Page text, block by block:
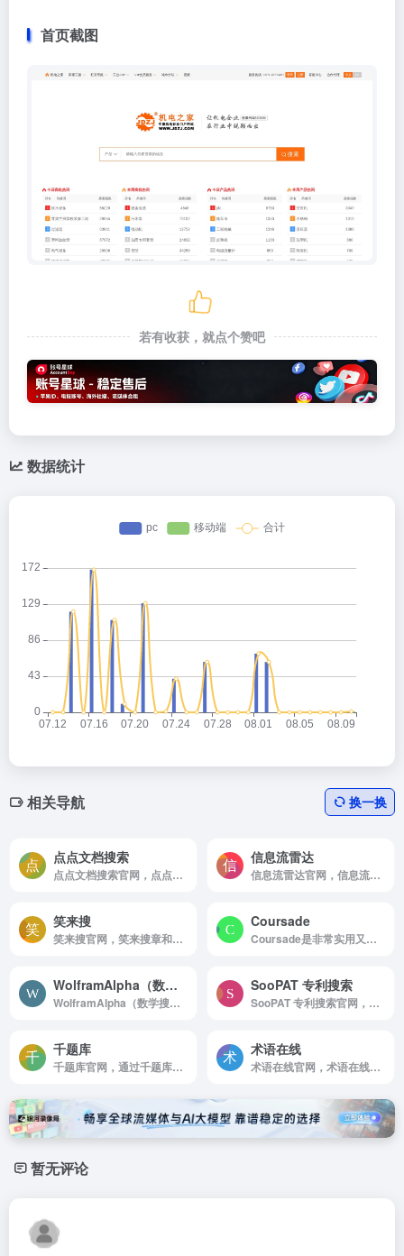
首页截图
若有收获，就点个赞吧
数据统计
相关导航 换一换
点点文档搜索
点点文档搜索官网，点点文档搜索专注于提供在线工具应用，该搜索引擎提供专业文档搜索。聚合各大搜索引擎的结果并通过智能算法呈现给您，欢迎光临。
信息流雷达
信息流雷达官网，信息流雷达是为广告主，媒体，运营优化师，营销商务提供一站式信息流广告解决方案的工具，通过分析广告热度，广告排行，媒体排行，竞品广告动态等，帮助您快速有效优化广告投放，及时了解广告市场动态，提升工作效率
笑来搜
笑来搜官网，笑来搜章和书籍的小聚合
Coursade
Coursade是非常实用又好用的在线公开课搜索引擎，是一个非常好用的学习网站
WolframAlpha（数学搜索引擎）
WolframAlpha（数学搜索引擎）官网，一个学霸喜欢的搜索引擎，可以搜索数学公式等数学内容，，，
SooPAT 专利搜索
SooPAT 专利搜索官网，SooPAT 专利搜索，专利搜索，专利查询，检索，下载
千题库
千题库官网，通过千题库拍照搜题，语音搜题，找答案， 让你的问题得到精准的解答
术语在线
术语在线官网，术语在线—权威的术语知识服务平台
暂无评论